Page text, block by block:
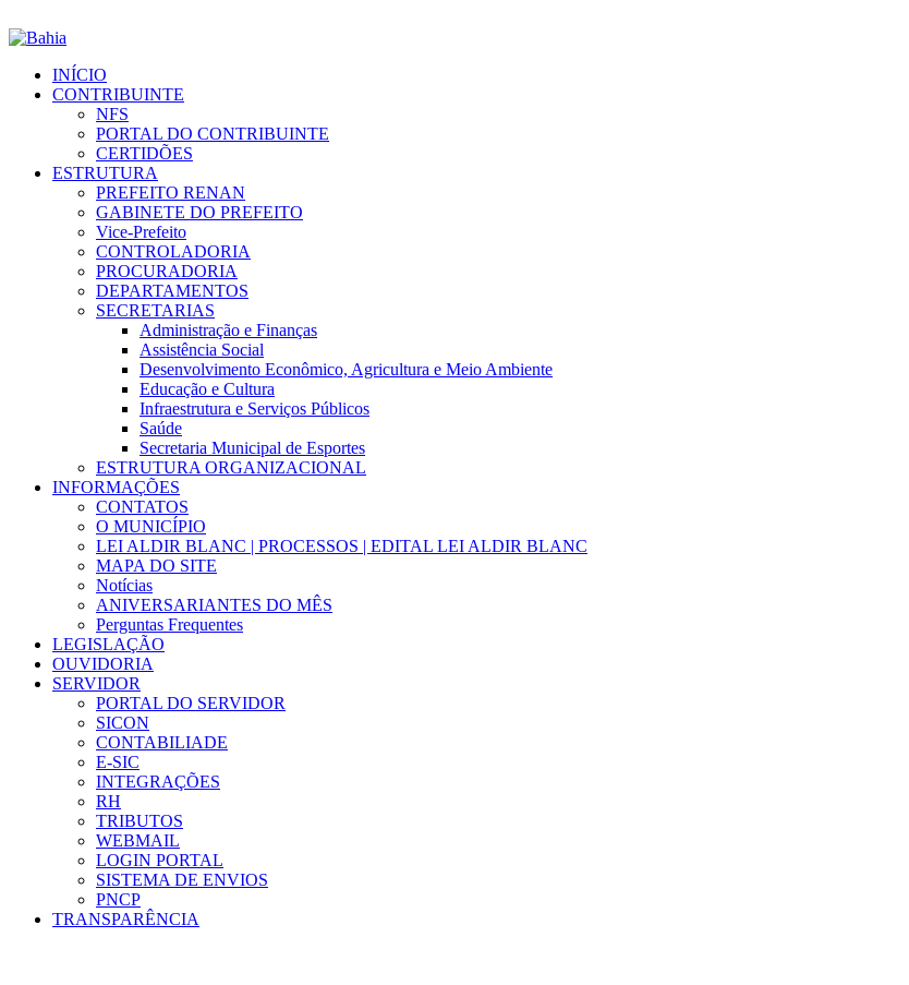
INÍCIO
CONTRIBUINTE
NFS
PORTAL DO CONTRIBUINTE
CERTIDÕES
ESTRUTURA
PREFEITO RENAN
GABINETE DO PREFEITO
Vice-Prefeito
CONTROLADORIA
PROCURADORIA
DEPARTAMENTOS
SECRETARIAS
Administração e Finanças
Assistência Social
Desenvolvimento Econômico, Agricultura e Meio Ambiente
Educação e Cultura
Infraestrutura e Serviços Públicos
Saúde
Secretaria Municipal de Esportes
ESTRUTURA ORGANIZACIONAL
INFORMAÇÕES
CONTATOS
O MUNICÍPIO
LEI ALDIR BLANC | PROCESSOS | EDITAL LEI ALDIR BLANC
MAPA DO SITE
Notícias
ANIVERSARIANTES DO MÊS
Perguntas Frequentes
LEGISLAÇÃO
OUVIDORIA
SERVIDOR
PORTAL DO SERVIDOR
SICON
CONTABILIADE
E-SIC
INTEGRAÇÕES
RH
TRIBUTOS
WEBMAIL
LOGIN PORTAL
SISTEMA DE ENVIOS
PNCP
TRANSPARÊNCIA